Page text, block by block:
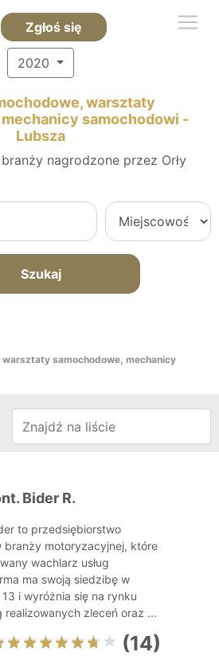
Zgłoś się
2020
warsztaty
samochodowi -
Lubsza
nagrodzone przez Orły
Szukaj
warsztaty samochodowe, mechanicy
Bider R.
to przedsiębiorstwo
branży motoryzacyjnej, które
wachlarz usług
ma swoją siedzibę w
i wyróżnia się na rynku
realizowanych zleceń oraz ...
(14)